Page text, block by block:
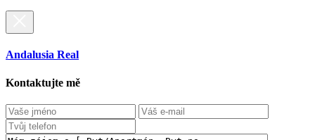
Andalusia Real
Kontaktujte mě